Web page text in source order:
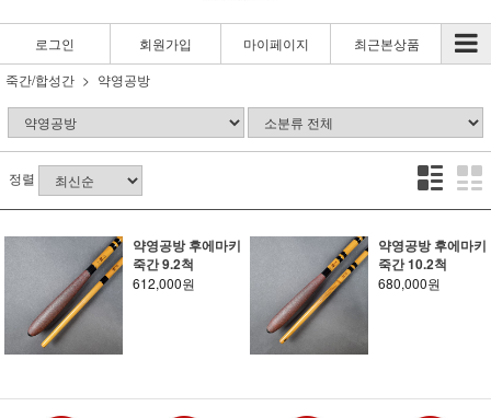
로그인 회원가입 마이페이지
최근본상품
죽간/합성간
약영공방
정렬
약영공방 후에마키
죽간 9.2척
612,000원
약영공방 후에마키
죽간 10.2척
680,000원